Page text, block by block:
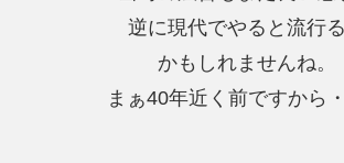
逆に現代でやると流行
かもしれませんね。
まぁ40年近く前ですから